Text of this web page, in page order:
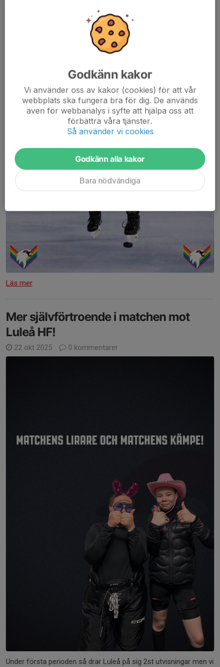
Läs mer
Mer självförtroende i matchen mot
Luleå HF!
22 okt 2025 0 kommentarer
Under första perioden så drar Luleå på sig 2st utvisningar men vi
Godkänn kakor
Vi använder oss av kakor (cookies) för att vår
webbplats ska fungera bra för dig. De används
även för webbanalys i syfte att hjälpa oss att
förbättra våra tjänster.
Så använder vi cookies
Godkänn alla kakor
Bara nödvändiga